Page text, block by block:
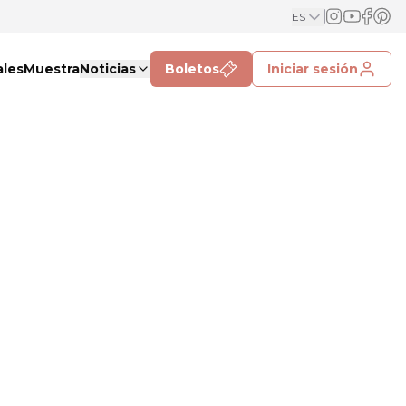
ES
MuestraNoticias Boletos Iniciar sesión